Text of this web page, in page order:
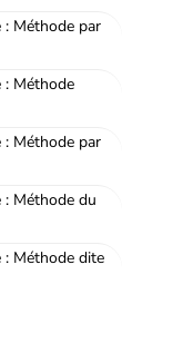
: Méthode par
: Méthode
: Méthode par
Méthode du
: Méthode dite